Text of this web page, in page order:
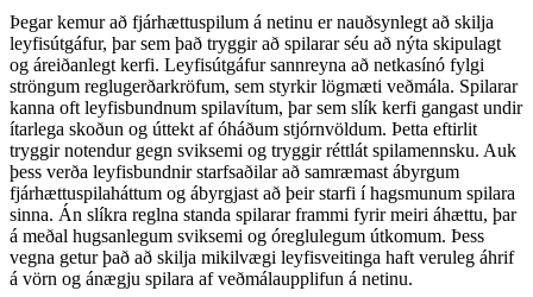
Þegar kemur að fjárhættuspilum á netinu er nauðsynlegt að skilja
leyfisútgáfur, þar sem það tryggir að spilarar séu að nýta skipulagt
og áreiðanlegt kerfi. Leyfisútgáfur sannreyna að netkasínó fylgi
ströngum reglugerðarkröfum, sem styrkir lögmæti veðmála. Spilarar
kanna oft leyfisbundnum spilavítum, þar sem slík kerfi gangast undir
ítarlega skoðun og úttekt af óháðum stjórnvöldum. Þetta eftirlit
tryggir notendur gegn sviksemi og tryggir réttlát spilamennsku. Auk
þess verða leyfisbundnir starfsaðilar að samræmast ábyrgum
fjárhættuspilaháttum og ábyrgjast að þeir starfi í hagsmunum spilara
sinna. Án slíkra reglna standa spilarar frammi fyrir meiri áhættu, þar
á meðal hugsanlegum sviksemi og óreglulegum útkomum. Þess
vegna getur það að skilja mikilvægi leyfisveitinga haft veruleg áhrif
á vörn og ánægju spilara af veðmálaupplifun á netinu.